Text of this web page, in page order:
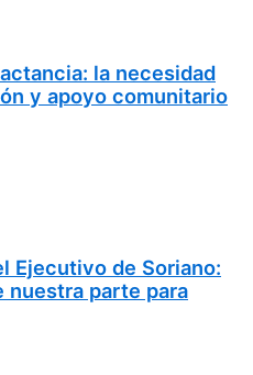
la necesidad
y apoyo comunitario
Ejecutivo de Soriano:
nuestra parte para